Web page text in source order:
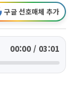
구글 선호매체 추가
00:00 / 03:01